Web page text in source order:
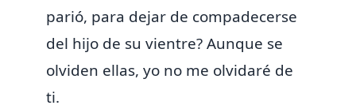
parió, para dejar de compadecerse
del hijo de su vientre? Aunque se
olviden ellas, yo no me olvidaré de
ti.